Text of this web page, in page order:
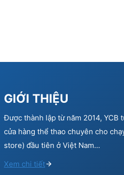
GIỚI THIỆU
Được thành lập từ năm 2014, YCB
cửa hàng thể thao chuyên cho
store) đầu tiên ở Việt Nam…
Xem chi tiết